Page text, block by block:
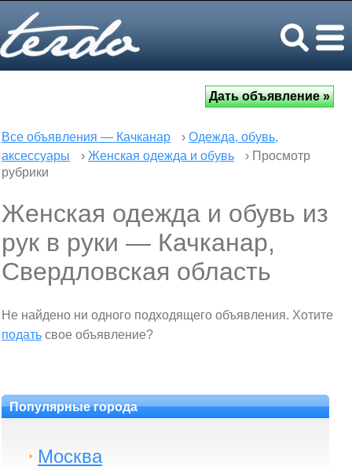
Все объявления — Качканар › Одежда, обувь,
аксессуары
› Женская одежда и обувь
› Просмотр
рубрики
Женская одежда и обувь из
рук в руки — Качканар,
Свердловская область
Не найдено ни одного подходящего объявления. Хотите
подать свое объявление?
Популярные города
Москва